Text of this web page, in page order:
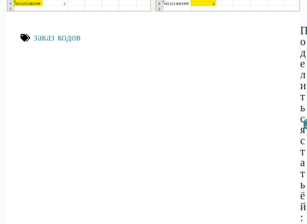
заказ кодов
о
д
е
л
и
т
ь
с
я
с
т
а
т
ь
ё
й
: